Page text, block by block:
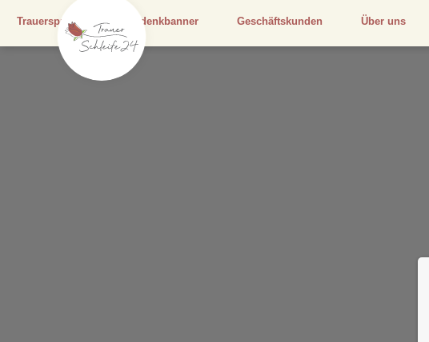
Trauersprüche Gedenkbanner Geschäftskunden Über uns